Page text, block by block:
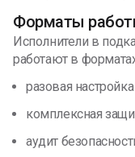
Форматы
Исполнители в
работают в
разовая
комплексная
аудит